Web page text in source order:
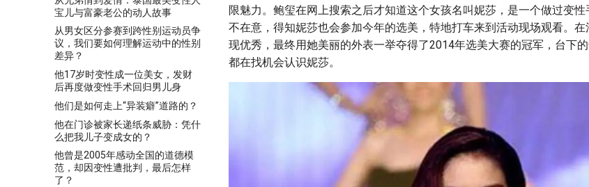
宝儿与富豪老公的动人故事
从男女区分参赛到跨性别运动员争
议，我们要如何理解运动中的性别
差异？
他17岁时变性成一位美女，发财
后再度做变性手术回归男儿身
他们是如何走上“异装癖”道路的？
他在门诊被家长递纸条威胁：凭什
么把我儿子变成女的？
他曾是2005年感动全国的道德模
范，却因变性遭批判，最后怎样
了？
限魅力。鲍玺在网上搜索之后才知道这个女孩名叫妮莎，是一个做过变
不在意，得知妮莎也会参加今年的选美，特地打车来到活动现场观看。
现优秀，最终用她美丽的外表一举夺得了2014年选美大赛的冠军，台下
都在找机会认识妮莎。